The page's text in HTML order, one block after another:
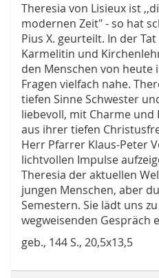
Theresia von Lisieux ist
modernen Zeit" - so hat
Pius X. geurteilt. In der
Karmelitin und
den Menschen von heute
Fragen vielfach nahe.
tiefen Sinne Schwester
liebevoll, mit Charme und
aus ihrer tiefen
Herr Pfarrer Klaus-Peter
lichtvollen Impulse
Theresia der aktuellen
jungen Menschen, aber
Semestern. Sie lädt uns
wegweisenden Gespräch
geb., 144 S., 20,5x13,5